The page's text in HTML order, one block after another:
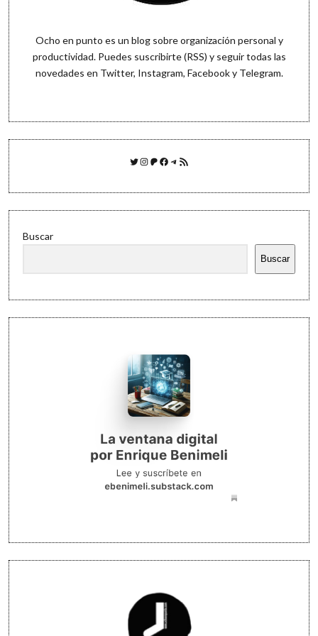
Ocho en punto es un blog sobre organización personal y
productividad. Puedes suscribirte (RSS) y seguir todas las
novedades en Twitter, Instagram, Facebooky Telegram.
Twitter
Instagram
Patreon
Facebook
Telegram
Feed RSS
Buscar
Buscar